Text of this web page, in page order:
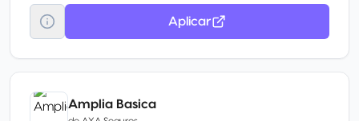
Aplicar
Amplia Basica